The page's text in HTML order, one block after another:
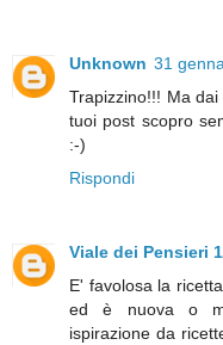
Unknown 31
Trapizzino!!! Ma
tuoi post scopro
:-)
Rispondi
Viale dei Pensieri
E' favolosa la
ed è nuova o
ispirazione da